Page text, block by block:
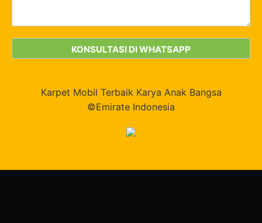
Karpet Mobil Terbaik Karya Anak Bangsa
©Emirate Indonesia